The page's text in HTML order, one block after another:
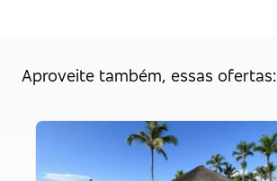
Aproveite também, essas ofertas: